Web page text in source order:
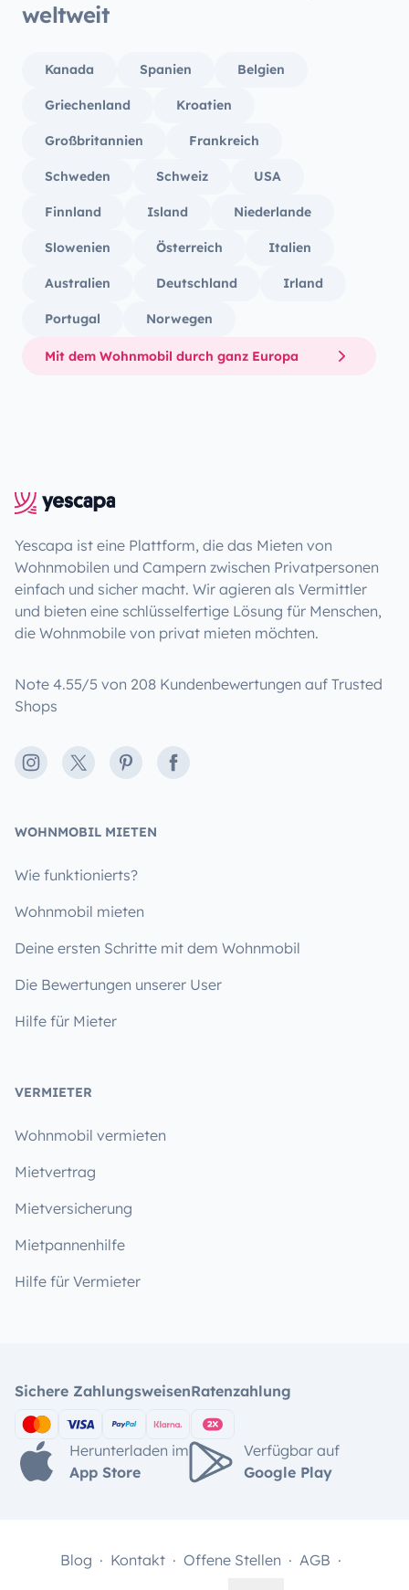
weltweit
Kanada Spanien Belgien
Griechenland Kroatien
Großbritannien Frankreich
Schweden Schweiz USA
Finnland Island Niederlande
Slowenien Österreich Italien
Australien Deutschland Irland
Portugal Norwegen
Mit dem Wohnmobil durch ganz Europa
Yescapa ist eine Plattform, die das Mieten von
Wohnmobilen und Campern zwischen Privatpersonen
einfach und sicher macht. Wir agieren als Vermittler
und bieten eine schlüsselfertige Lösung für Menschen,
die Wohnmobile von privat mieten möchten.
Note 4.55/5 von 208 Kundenbewertungen auf Trusted
Shops
Instagram
X PinterestFacebook
WOHNMOBIL MIETEN
Wie funktionierts?
Wohnmobil mieten
Deine ersten Schritte mit dem Wohnmobil
Die Bewertungen unserer User
Hilfe für Mieter
VERMIETER
Wohnmobil vermieten
Mietvertrag
Mietversicherung
Mietpannenhilfe
Hilfe für Vermieter
Sichere ZahlungsweisenRatenzahlung
Herunterladen im
App Store
Verfügbar auf
Google Play
Blog Kontakt Offene Stellen
AGB